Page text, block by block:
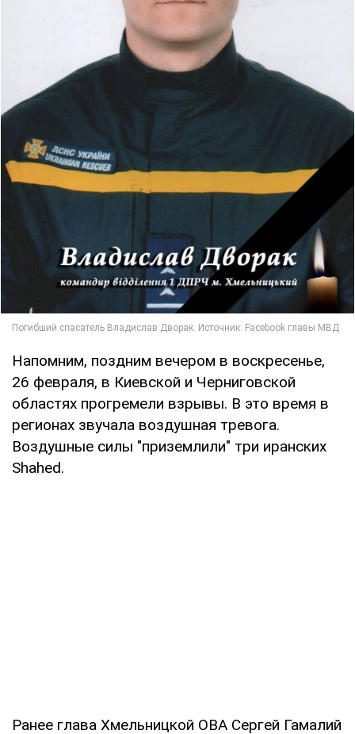
Напомним, поздним вечером в воскресенье,
26 февраля, в Киевской и Черниговской
областях прогремели взрывы. В это время в
регионах звучала воздушная тревога.
Воздушные силы "приземлили" три иранских
Shahed.
Ранее глава Хмельницкой ОВА Сергей Гамалий